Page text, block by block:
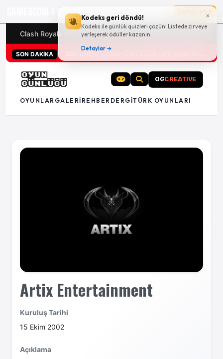
×
Kodeks geri döndü!
Kodeks ile günlük quizleri çözün! Listede zirveye
yerleşerek ödüller kazanın.
Detaylar →
19g 17:21:45
Clash Royale kodları Türk oyunları (PC ve konsollar) -
SON DAKİKA
OGCREATIVE
OYUNLAR GALERI REHBER DERGITÜRK OYUNLARI
Artix Entertainment
Kuruluş Tarihi
15 Ekim 2002
Açıklama